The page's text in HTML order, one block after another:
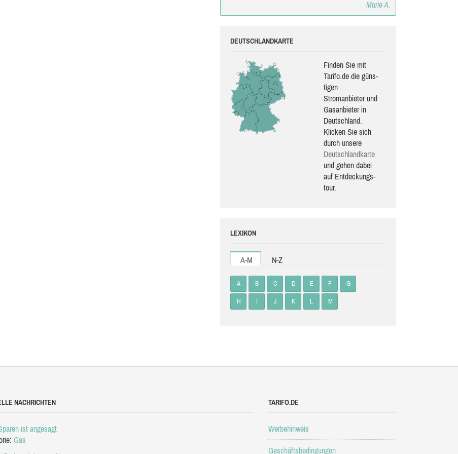
Marie A.
DEUTSCHLANDKARTE
Finden Sie mit
Tarifo.de die güns­
ti­gen
Stromanbieter und
Gasanbieter in
Deutschland.
Klicken Sie sich
durch unsere
Deutsch­land­karte
und gehen dabei
auf Ent­de­ckungs­
tour.
LEXIKON
A-M N-Z
A B C D E F G
H I J K L M
NACHRICHTEN
ist angesagt
Gas
TARIFO.DE
Werbehinweis
Geschäftsbedingungen